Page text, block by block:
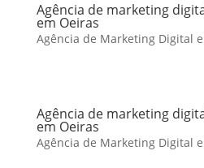
Agência de marketing
em Oeiras
Agência de Marketing Digital
Agência de marketing
em Oeiras
Agência de Marketing Digital